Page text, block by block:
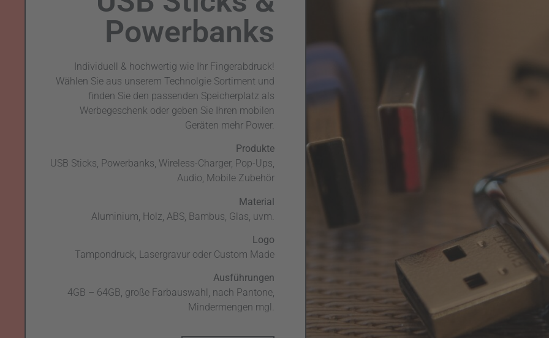
Powerbanks
Individuell & hochwertig wie Ihr Fingerabdruck!
Wählen Sie aus unserem Technolgie Sortiment und
finden Sie den passenden Speicherplatz als
Werbegeschenk oder geben Sie Ihren mobilen
Geräten mehr Power.
Produkte
USB Sticks, Powerbanks, Wireless-Charger, Pop-Ups,
Audio, Mobile Zubehör
Material
Aluminium, Holz, ABS, Bambus, Glas, uvm.
Logo
Tampondruck, Lasergravur oder Custom Made
Ausführungen
4GB – 64GB, große Farbauswahl, nach Pantone,
Mindermengen mgl.